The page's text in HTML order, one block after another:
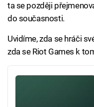
ta se později
do současnosti.
Uvidíme, zda se hráči
zda se Riot Games k